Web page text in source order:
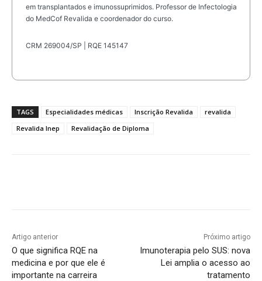
em transplantados e imunossuprimidos. Professor de Infectologia
do MedCof Revalida e coordenador do curso.
CRM 269004/SP | RQE 145147
TAGS Especialidades médicas Inscrição Revalida
revalida
Revalida Inep
Revalidação de Diploma
Artigo anterior
O que significa RQE na
medicina e por que ele é
importante na carreira
Próximo artigo
Imunoterapia pelo SUS: nova
Lei amplia o acesso ao
tratamento